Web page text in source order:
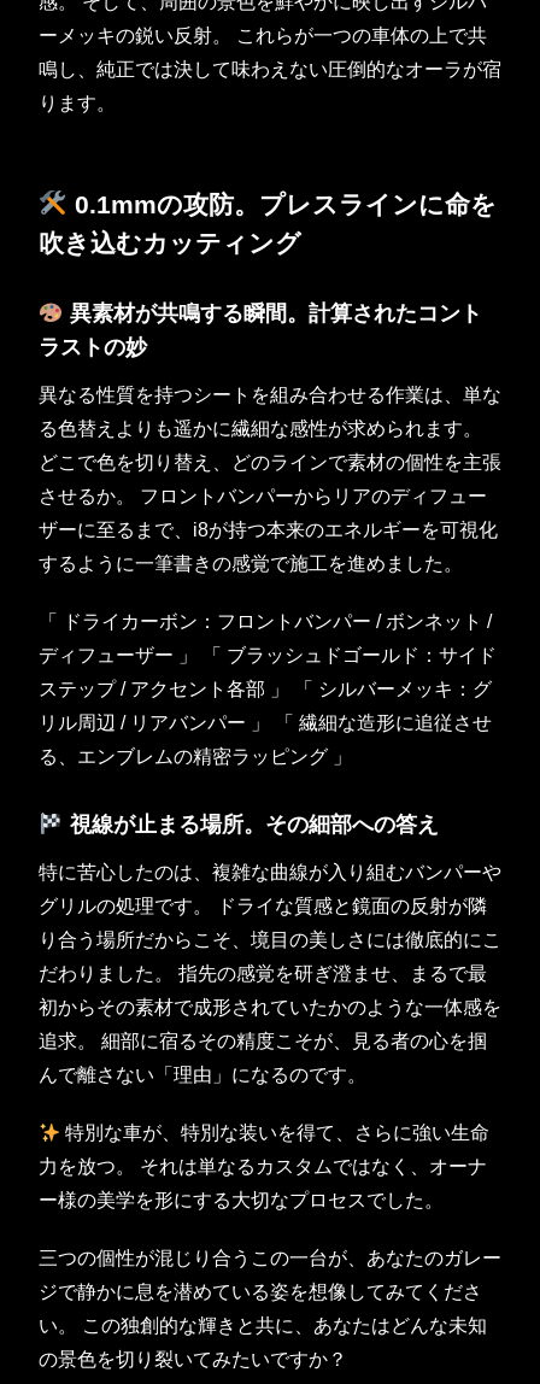
ーメッキの鋭い反射。 これらが一つの車体の上で共
鳴し、純正では決して味わえない圧倒的なオーラが宿
ります。
0.1mmの攻防。プレスラインに命を
吹き込むカッティング
異素材が共鳴する瞬間。計算されたコント
ラストの妙
異なる性質を持つシートを組み合わせる作業は、単な
る色替えよりも遥かに繊細な感性が求められます。
どこで色を切り替え、どのラインで素材の個性を主張
させるか。 フロントバンパーからリアのディフュー
ザーに至るまで、i8が持つ本来のエネルギーを可視化
するように一筆書きの感覚で施工を進めました。
「 ドライカーボン：フロントバンパー / ボンネット /
ディフューザー 」 「 ブラッシュドゴールド：サイド
ステップ / アクセント各部 」 「 シルバーメッキ：グ
リル周辺 / リアバンパー 」 「 繊細な造形に追従させ
る、エンブレムの精密ラッピング 」
視線が止まる場所。その細部への答え
特に苦心したのは、複雑な曲線が入り組むバンパーや
グリルの処理です。 ドライな質感と鏡面の反射が隣
り合う場所だからこそ、境目の美しさには徹底的にこ
だわりました。 指先の感覚を研ぎ澄ませ、まるで最
初からその素材で成形されていたかのような一体感を
追求。 細部に宿るその精度こそが、見る者の心を掴
んで離さない「理由」になるのです。
特別な車が、特別な装いを得て、さらに強い生命
力を放つ。 それは単なるカスタムではなく、オーナ
ー様の美学を形にする大切なプロセスでした。
三つの個性が混じり合うこの一台が、あなたのガレー
ジで静かに息を潜めている姿を想像してみてくださ
い。 この独創的な輝きと共に、あなたはどんな未知
の景色を切り裂いてみたいですか？